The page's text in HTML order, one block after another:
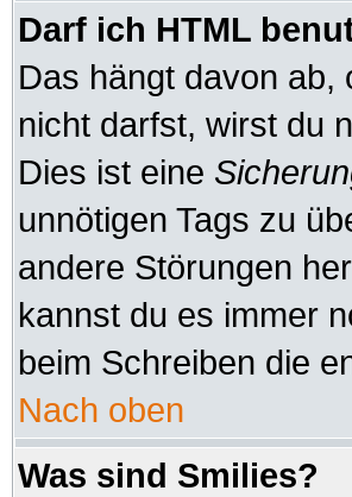
Darf ich HTML
Das hängt davon ab,
nicht darfst, wirst du
Dies ist eine
unnötigen Tags zu
andere Störungen
kannst du es immer
beim Schreiben die
Nach oben
Was sind Smilies?